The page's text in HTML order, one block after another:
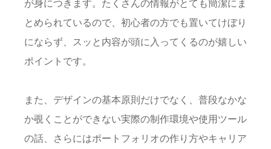
が身につきます。たくさんの情報がとても簡潔にま
とめられているので、初心者の方でも置いてけぼり
にならず、スッと内容が頭に入ってくるのが嬉しい
ポイントです。
また、デザインの基本原則だけでなく、普段なかな
か覗くことができない実際の制作環境や使用ツール
の話、さらにはポートフォリオの作り方やキャリア